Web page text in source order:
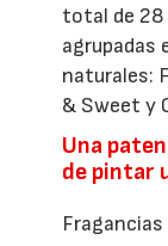
total de 28
agrupadas
naturales:
& Sweet y
Una
de pintar